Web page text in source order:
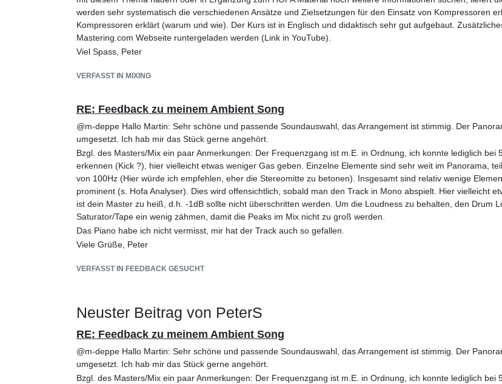
werden sehr systematisch die verschiedenen Ansätze und Zielsetzungen für den Einsatz von Kompressoren
Kompressoren erklärt (warum und wie). Der Kurs ist in Englisch und didaktisch sehr gut aufgebaut.
Mastering.com Webseite runtergeladen werden (Link in YouTube).
Viel Spass, Peter
VERFASST IN MIXING
RE: Feedback zu meinem Ambient Song
@m-deppe Hallo Martin: Sehr schöne und passende Soundauswahl, das Arrangement ist stimmig. Der
umgesetzt. Ich hab mir das Stück gerne angehört.
Bzgl. des Masters/Mix ein paar Anmerkungen: Der Frequenzgang ist m.E. in Ordnung, ich konnte lediglich bei
erkennen (Kick ?), hier vielleicht etwas weniger Gas geben. Einzelne Elemente sind sehr weit im Panorama,
von 100Hz (Hier würde ich empfehlen, eher die Stereomitte zu betonen). Insgesamt sind relativ wenige
prominent (s. Hofa Analyser). Dies wird offensichtlich, sobald man den Track in Mono abspielt. Hier vielleicht
ist dein Master zu heiß, d.h. -1dB sollte nicht überschritten werden. Um die Loudness zu behalten, den Drum
Saturator/Tape ein wenig zähmen, damit die Peaks im Mix nicht zu groß werden.
Das Piano habe ich nicht vermisst, mir hat der Track auch so gefallen.
Viele Grüße, Peter
VERFASST IN FEEDBACK GESUCHT
Neuster Beitrag von PeterS
RE: Feedback zu meinem Ambient Song
@m-deppe Hallo Martin: Sehr schöne und passende Soundauswahl, das Arrangement ist stimmig. Der
umgesetzt. Ich hab mir das Stück gerne angehört.
Bzgl. des Masters/Mix ein paar Anmerkungen: Der Frequenzgang ist m.E. in Ordnung, ich konnte lediglich bei